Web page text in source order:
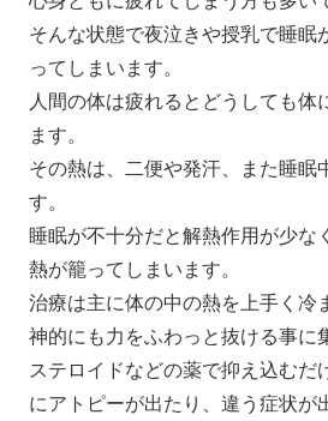
そんな状態で夜泣きや授乳で睡眠
ってしまいます。
人間の体は疲れるとどうしても体
ます。
その熱は、二便や発汗、また睡眠
す。
睡眠が不十分だと解熱作用が少な
熱が籠ってしまいます。
治療は主に体の中の熱を上手く冷
神的にも力をふわっと抜ける事に
ステロイドなどの薬で抑え込むだ
にアトピーが出たり、違う症状が